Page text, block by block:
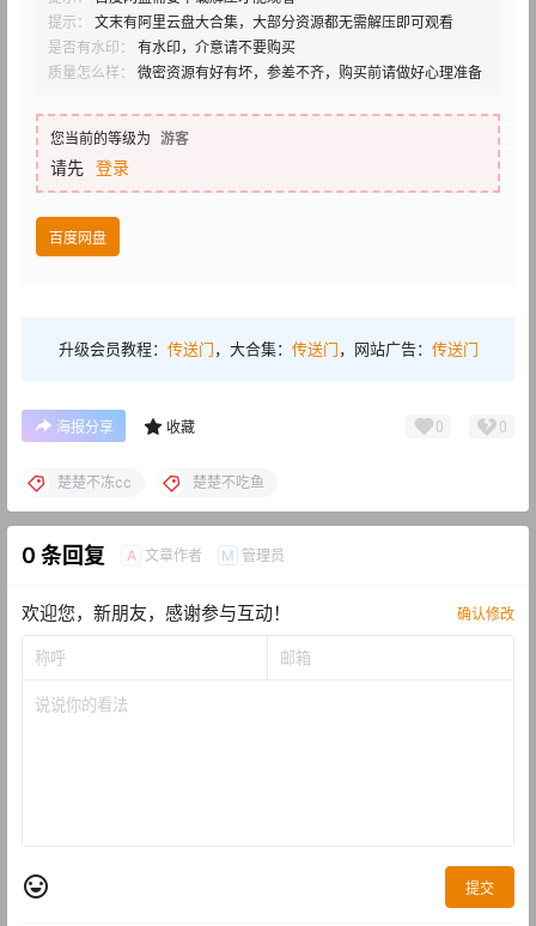
提示：
文末有阿里云盘大合集，大部分资源都无需解压即可观看
是否有水印：
有水印，介意请不要购买
质量怎么样：
微密资源有好有坏，参差不齐，购买前请做好心理准备
您当前的等级为 游客
请先 登录
百度网盘
升级会员教程： 传送门，大合集： 传送门，网站广告： 传送门
海报分享 收藏 0 0
楚楚不冻cc 楚楚不吃鱼
0 条回复 A 文章作者 M 管理员
欢迎您，新朋友，感谢参与互动！ 确认修改
提交